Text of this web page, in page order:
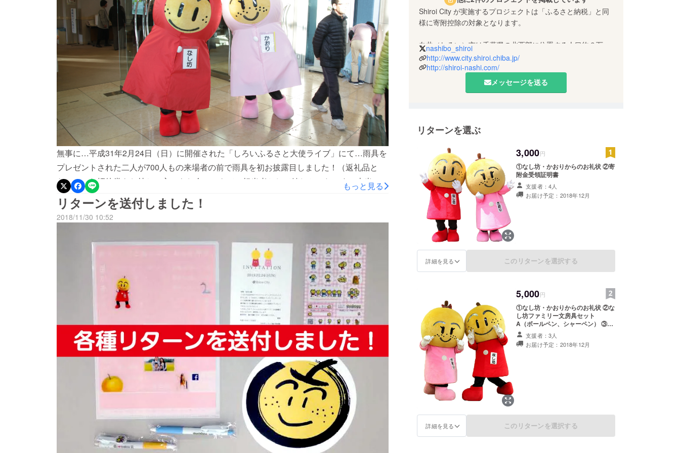
無事に…平成31年2月24日（日）に開催された「しろいふるさと大使ライブ」にて…雨具を
プレゼントされた二人が700人もの来場者の前で雨具を初お披露目しました！（返礼品と
なっていた招待券をお持ちの方にもお会いできて、担当者として嬉しかったです）本当にあ
りがとうございました！たくさんの方の御支援があって完成した雨具です。なし坊・かおり
の二人も大切に使っていくと申しております。再三になりますが、本当に市の新たな挑戦を
応援していただきありがとうございます。最後は大使ライブの最後と同じく締めたいと思い
に「しろいふるさと大使」を委嘱）の持ちネタ
もっと見る
リターンを送付しました！
2018/11/30 10:52
Shiroi City が実施するプロジェクトは「ふるさと納税」と同
様に寄附控除の対象となります。
白井（しろい）市は千葉県の北西部に位置する人口約６万人
の自治体です。
県内随一の生産量「しろいの梨」が一推しです。
Twitter：マスコットキャラ「なし坊」
nashibo_shiroi
http://www.city.shiroi.chiba.jp/
http://shiroi-nashi.com/
メッセージを送る
リターンを選ぶ
3,000円
①なし坊・かおりからのお礼状 ②寄
附金受領証明書
支援者：4人
お届け予定：2018年12月
詳細を見る このリターンを選択する
5,000円
①なし坊・かおりからのお礼状 ②な
し坊ファミリー文房具セット
A（ボールペン、シャーペン） ③寄
附金受領証明書
支援者：3人
お届け予定：2018年12月
詳細を見る このリターンを選択する